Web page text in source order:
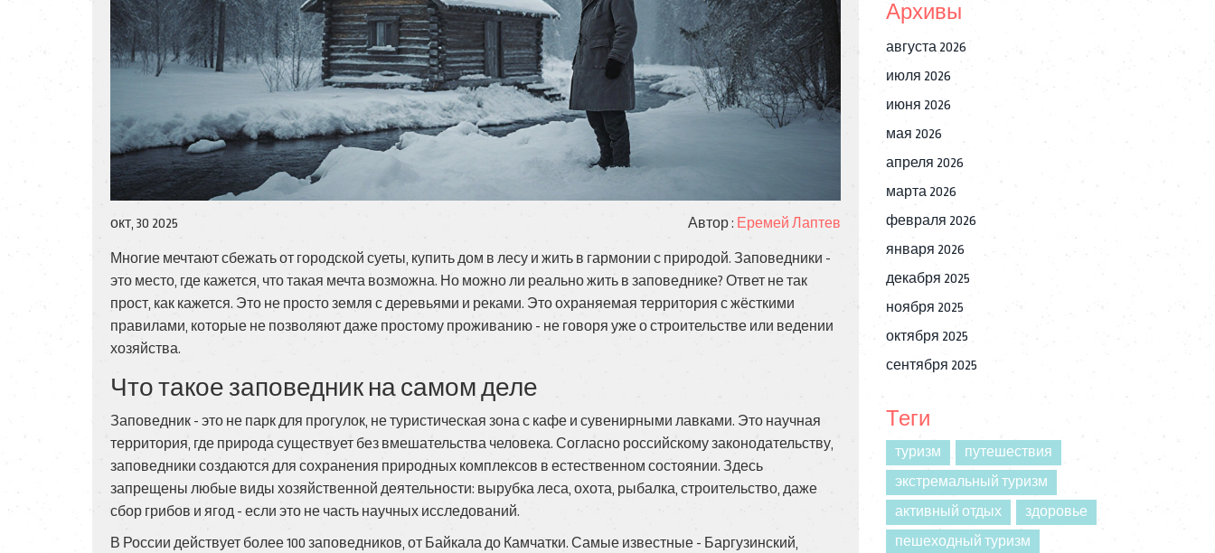
окт, 30 2025 Автор : Еремей Лаптев
Многие мечтают сбежать от городской суеты, купить дом в лесу и жить в гармонии с природой. Заповедники -
это место, где кажется, что такая мечта возможна. Но можно ли реально жить в заповеднике? Ответ не так
прост, как кажется. Это не просто земля с деревьями и реками. Это охраняемая территория с жёсткими
правилами, которые не позволяют даже простому проживанию - не говоря уже о строительстве или ведении
хозяйства.
Что такое заповедник на самом деле
Заповедник - это не парк для прогулок, не туристическая зона с кафе и сувенирными лавками. Это научная
территория, где природа существует без вмешательства человека. Согласно российскому законодательству,
заповедники создаются для сохранения природных комплексов в естественном состоянии. Здесь
запрещены любые виды хозяйственной деятельности: вырубка леса, охота, рыбалка, строительство, даже
сбор грибов и ягод - если это не часть научных исследований.
В России действует более 100 заповедников, от Байкала до Камчатки. Самые известные - Баргузинский,
Архивы
августа 2026
июля 2026
июня 2026
мая 2026
апреля 2026
марта 2026
февраля 2026
января 2026
декабря 2025
ноября 2025
октября 2025
сентября 2025
Теги
туризм
путешествия
экстремальный туризм
активный отдых
здоровье
пешеходный туризм